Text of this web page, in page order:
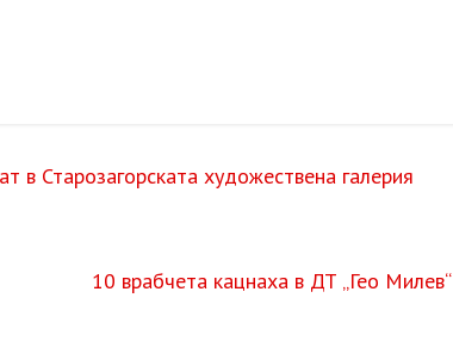
в Старозагорската художествена галерия
10 врабчета кацнаха в ДТ „Гео Милев“